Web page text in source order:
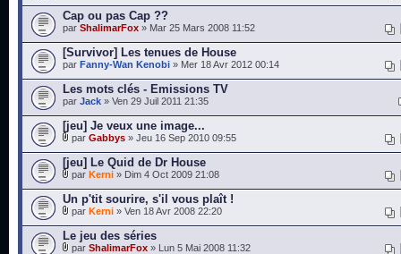
Cap ou pas Cap ??
par ShalimarFox » Mar 25 Mars 2008 11:52
[Survivor] Les tenues de House
par Fanny-Wan Kenobi » Mer 18 Avr 2012 00:14
Les mots clés - Emissions TV
par Jack » Ven 29 Juil 2011 21:35
[jeu] Je veux une image...
par Gabbys » Jeu 16 Sep 2010 09:55
[jeu] Le Quid de Dr House
par Kerni » Dim 4 Oct 2009 21:08
Un p'tit sourire, s'il vous plaît !
par Kerni » Ven 18 Avr 2008 22:20
Le jeu des séries
par ShalimarFox » Lun 5 Mai 2008 11:32